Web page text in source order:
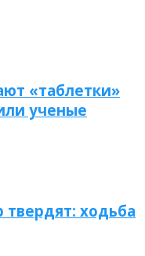
«таблетки»
ученые
ходьба